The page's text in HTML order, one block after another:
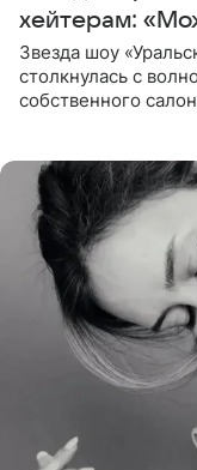
хейтерам:
Звезда шоу
столкнулась с
собственного